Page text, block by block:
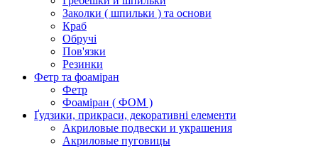
Заколки ( шпильки ) та основи
Краб
Обручі
Пов'язки
Резинки
Фетр та фоаміран
Фетр
Фоаміран ( ФОМ )
Ґудзики, прикраси, декоративні елементи
Акриловые подвески и украшения
Акриловые пуговицы